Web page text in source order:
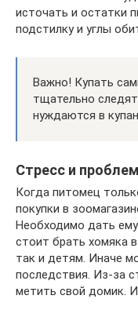
источать и остатки
подстилку и углы
Важно! Купать
тщательно
нуждаются в
Стресс и
Когда питомец
покупки в
Необходимо дать
стоит брать хомяка
так и детям. Иначе
последствия. Из-за
метить свой домик. И